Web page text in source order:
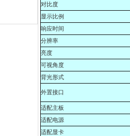
对比度
显示比例
响应时间
分辨率
亮度
可视角度
背光形式
外置接口
适配主板
适配电源
适配显卡